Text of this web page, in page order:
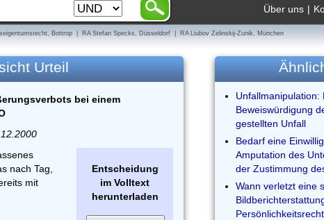
|
Über uns
Bottrop | RA Stefan Specks, Düsseldorf | RA Liubov Zelinskij-Zunik, München
Urteil
bei einem
Entscheidung
im Volltext
herunterladen
nach Tag,
mit
Unfallmanipulation:
Beweiswürdigung
gestellten Unfall
Bedarf eine
Amputation des
der Zustimmung
Wann verletzt eine